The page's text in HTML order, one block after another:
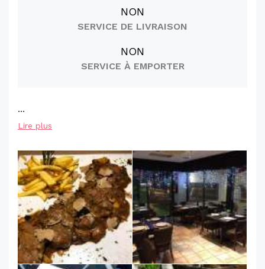
NON
SERVICE DE LIVRAISON
NON
SERVICE À EMPORTER
...
Lire plus